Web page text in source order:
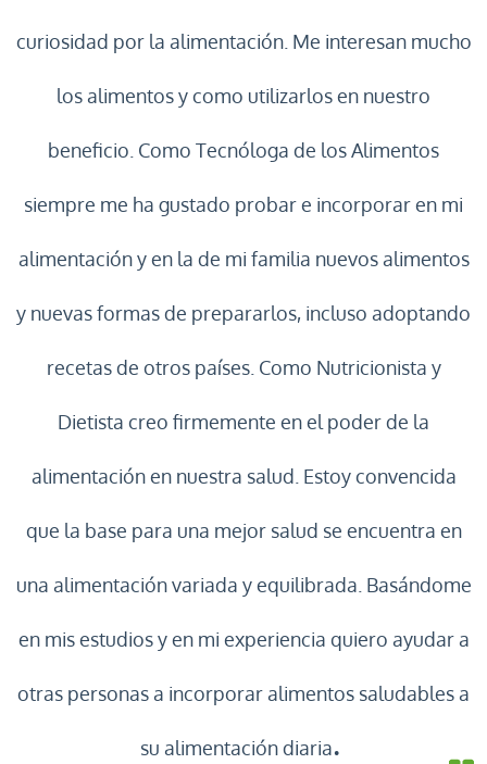
curiosidad por la alimentación. Me interesan mucho
los alimentos y como utilizarlos en nuestro
beneficio. Como Tecnóloga de los Alimentos
siempre me ha gustado probar e incorporar en mi
alimentación y en la de mi familia nuevos alimentos
y nuevas formas de prepararlos, incluso adoptando
recetas de otros países. Como Nutricionista y
Dietista creo firmemente en el poder de la
alimentación en nuestra salud. Estoy convencida
que la base para una mejor salud se encuentra en
una alimentación variada y equilibrada. Basándome
en mis estudios y en mi experiencia quiero ayudar a
otras personas a incorporar alimentos saludables a
su alimentación diaria.